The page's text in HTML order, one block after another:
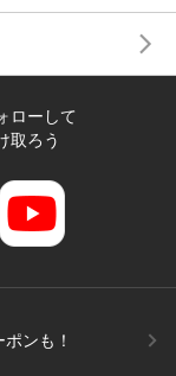
ローして
取ろう
ンも！